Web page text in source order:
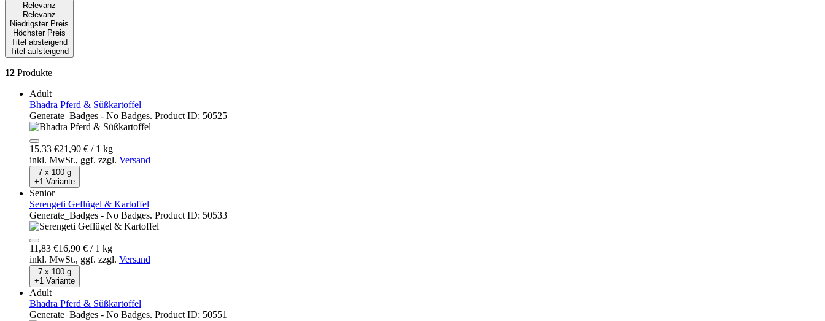
Relevanz
Relevanz
Niedrigster Preis
Höchster Preis
Titel absteigend
Titel aufsteigend
12 Produkte
Adult
Bhadra Pferd & Süßkartoffel
Generate_Badges - No Badges. Product ID: 50525
15,33 €21,90 € / 1 kg
inkl. MwSt., ggf. zzgl. Versand
7 x 100 g
+1 Variante
Senior
Serengeti Geflügel & Kartoffel
Generate_Badges - No Badges. Product ID: 50533
11,83 €16,90 € / 1 kg
inkl. MwSt., ggf. zzgl. Versand
7 x 100 g
+1 Variante
Adult
Bhadra Pferd & Süßkartoffel
Generate_Badges - No Badges. Product ID: 50551